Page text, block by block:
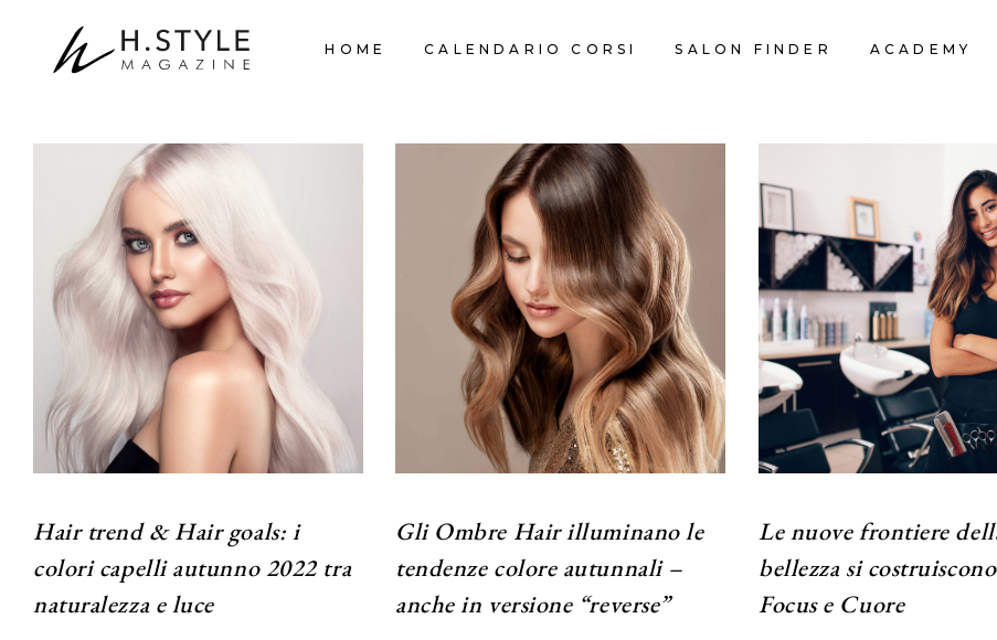
HOME CALENDARIO CORSI SALON FINDER ACADEMY
Hair trend & Hair goals: i
colori capelli autunno 2022 tra
naturalezza e luce
Gli Ombre Hair illuminano le
tendenze colore autunnali –
anche in versione “reverse”
Le nuove frontiere
bellezza si
Focus e Cuore